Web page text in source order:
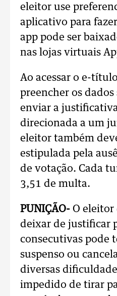
eleitor use
aplicativo para
app pode ser
nas lojas virtuais
Ao acessar o e-
preencher os
enviar a
direcionada a um
eleitor também
estipulada pela
de votação. Cada
3,51 de multa.
PUNIÇÃO- O eleitor
deixar de justificar
consecutivas pode
suspenso ou
diversas
impedido de tirar